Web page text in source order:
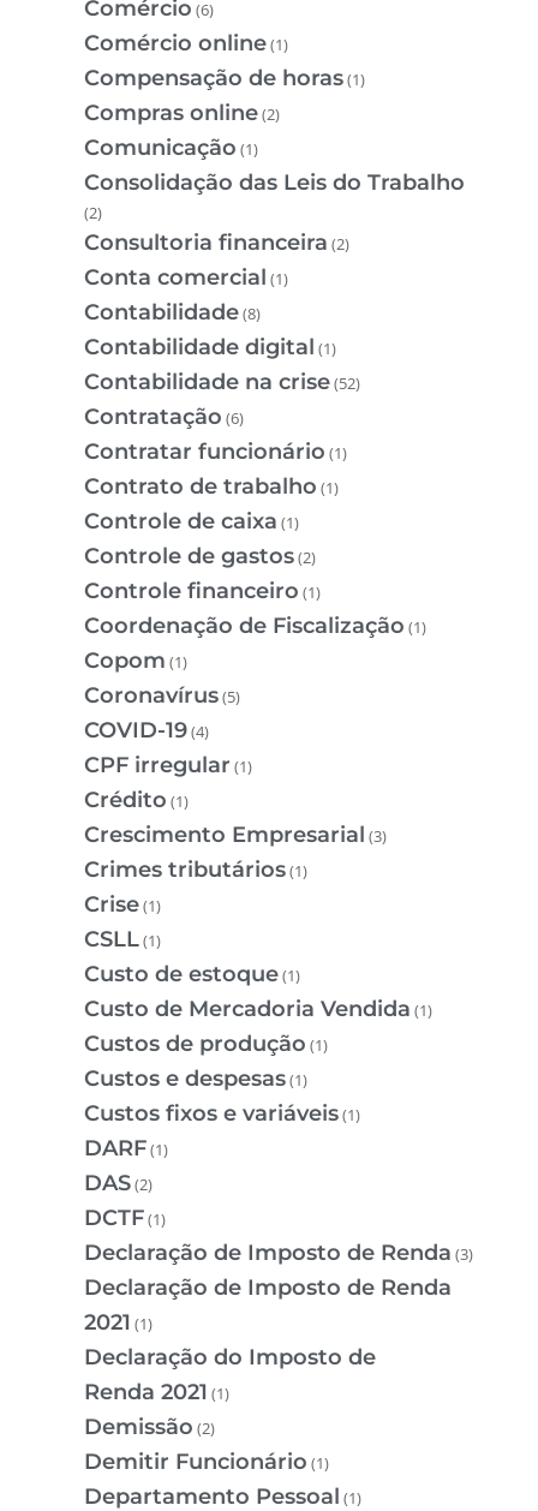
Comércio (6)
Comércio online(1)
Compensação de horas(1)
Compras online(2)
Comunicação (1)
Consolidação das Leis do Trabalho
(2)
Consultoria financeira (2)
Conta comercial (1)
Contabilidade(8)
Contabilidade digital (1)
Contabilidade na crise(52)
Contratação (6)
Contratar funcionário (1)
Contrato de trabalho (1)
Controle de caixa (1)
Controle de gastos(2)
Controle financeiro (1)
Coordenação de Fiscalização (1)
Copom (1)
Coronavírus(5)
COVID-19(4)
CPF irregular (1)
Crédito (1)
Crescimento Empresarial (3)
Crimes tributários(1)
Crise(1)
CSLL(1)
Custo de estoque(1)
Custo de Mercadoria Vendida (1)
Custos de produção (1)
Custos e despesas(1)
Custos fixos e variáveis(1)
DARF(1)
DAS(2)
DCTF(1)
Declaração de Imposto de Renda (3)
Declaração de Imposto de Renda
2021 (1)
Declaração do Imposto de
Renda 2021 (1)
Demissão (2)
Demitir Funcionário (1)
Departamento Pessoal (1)